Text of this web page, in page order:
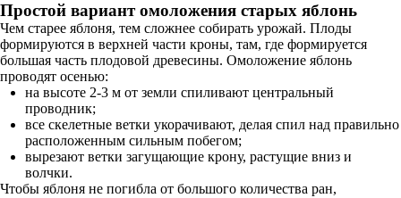
Простой вариант омоложения старых яблонь
Чем старее яблоня, тем сложнее собирать урожай. Плоды
формируются в верхней части кроны, там, где формируется
большая часть плодовой древесины. Омоложение яблонь
проводят осенью:
на высоте 2-3 м от земли спиливают центральный
проводник;
все скелетные ветки укорачивают, делая спил над правильно
расположенным сильным побегом;
вырезают ветки загущающие крону, растущие вниз и
волчки.
Чтобы яблоня не погибла от большого количества ран,